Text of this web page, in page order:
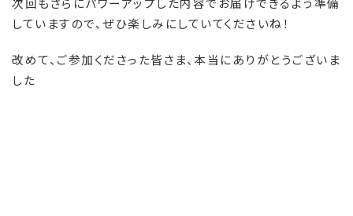
していますので、ぜひ楽しみにしていてくださいね！
改めて、ご参加くださった皆さま、本当にありがとうございま
した